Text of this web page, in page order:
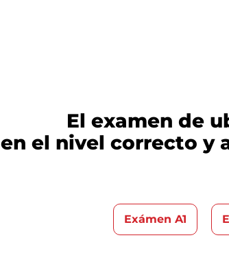
El examen de
en el nivel correcto y
Exámen A1